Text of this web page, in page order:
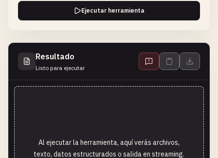
Ejecutar herramienta
Resultado
Listo para ejecutar
Al ejecutar la herramienta, aquí verás archivos,
texto, datos estructurados o salida en streaming.